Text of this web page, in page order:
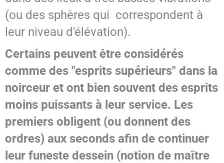
(ou des sphères qui correspondent à
leur niveau d'élévation).
Certains peuvent être considérés
comme des "esprits supérieurs" dans la
noirceur et ont bien souvent des esprits
moins puissants à leur service. Les
premiers obligent (ou donnent des
ordres) aux seconds afin de continuer
leur funeste dessein (notion de maître